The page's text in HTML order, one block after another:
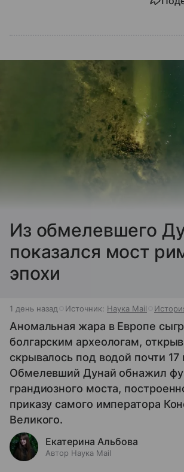
Из обмелевшего
показался мост
эпохи
1 день назад Источник: Наука Mail
Аномальная жара в Европе
болгарским археологам,
скрывалось под водой почти 17
Обмелевший Дунай обнажил
грандиозного моста,
приказу самого императора
Великого.
Екатерина Альбова
Автор Наука Mail